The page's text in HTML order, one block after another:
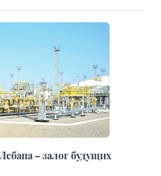
– залог будущих